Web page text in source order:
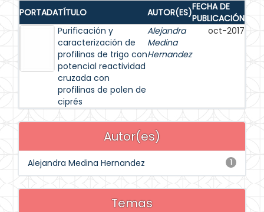
PORTADATÍTULO AUTOR(ES)FECHA DE
PUBLICACIÓN
Purificación y
caracterización de
profilinas de trigo con
potencial reactividad
cruzada con
profilinas de polen de
ciprés
Alejandra
Medina
Hernandez
oct-2017
Autor(es)
1
Alejandra Medina Hernandez
Temas